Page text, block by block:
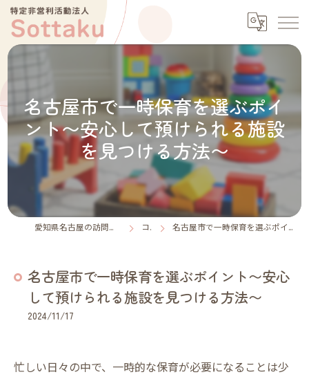
名古屋市で一時保育を選ぶポイ
ント〜安心して預けられる施設
を見つける方法〜
愛知県名古屋の訪問介護なら特定非営利活動法人Sottaku コラム 名古屋市で一時保育を選ぶポイント〜安心して預けられる施設を見つける方法〜
名古屋市で一時保育を選ぶポイント〜安心
して預けられる施設を見つける方法〜
2024/11/17
忙しい日々の中で、一時的な保育が必要になることは少